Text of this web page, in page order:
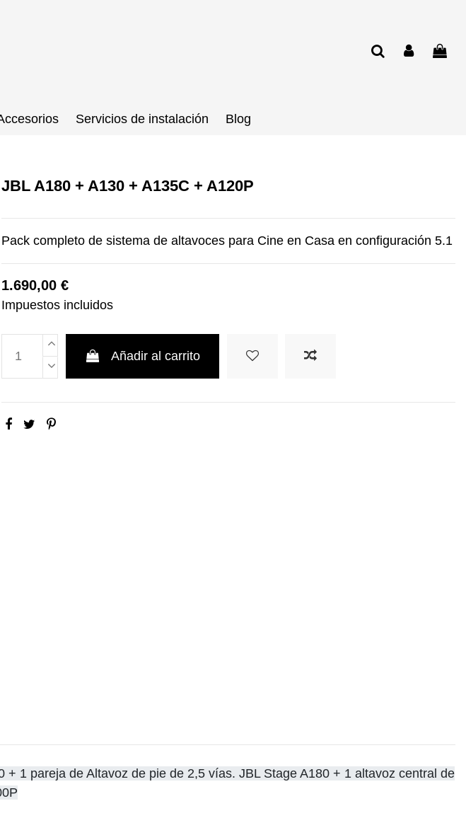
Servicios de instalación Blog
JBL A180 + A130 + A135C + A120P
Pack completo de sistema de altavoces para Cine en Casa en configuración 5.1
1.690,00 €
Impuestos incluidos
Añadir al carrito
1 pareja de Altavoz de pie de 2,5 vías. JBL Stage A180 + 1 altavoz central de